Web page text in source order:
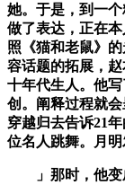
她。于是，到一
做了表达，正在
照《猫和老鼠》
容话题的拓展，
十年代生人。他
创。阐释过程就
穿越归去告诉21
位名人跳舞。月明
」那时，他变